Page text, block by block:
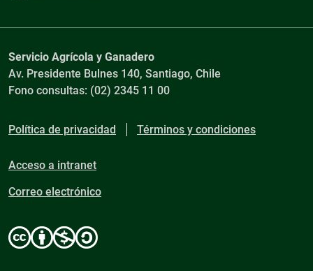
Servicio Agrícola y Ganadero
Av. Presidente Bulnes 140, Santiago, Chile
Fono consultas: (02) 2345 11 00
Política de privacidad Términos y condiciones
Acceso a intranet
Correo electrónico